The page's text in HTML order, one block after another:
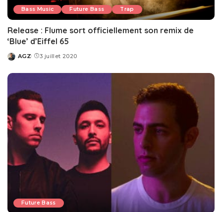
Bass Music Future Bass Trap
Release : Flume sort officiellement son remix de
‘Blue’ d’Eiffel 65
Posted
AGZ 3 juillet 2020
Future Bass